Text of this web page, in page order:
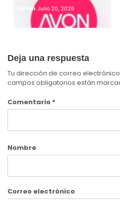
Admin Julio 20, 2026
Deja una respuesta
Tu dirección de correo
campos obligatorios están
Comentario *
Nombre
Correo electrónico